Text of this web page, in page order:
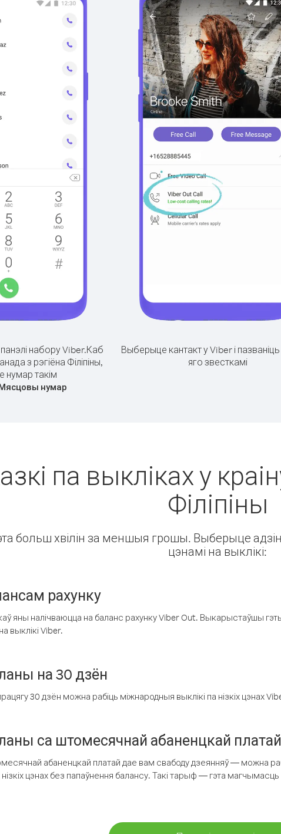
набору Viber.Каб
з рэгіёна Філіпіны,
нумар такім
нумар
Выберыце кантакт у Viber і пазваніць
яго звесткамі
па выкліках у
Філіпіны
больш хвілін за меншыя грошы. Выберыце адзін
цэнамі на выклікі:
рахунку
яны налічваюцца на баланс рахунку Viber Out. Выкарыстаўшы
выклікі Viber.
на 30 дзён
30 дзён можна рабіць міжнародныя выклікі па нізкіх цэнах
са штомесячнай абаненцкай платай
абаненцкай платай дае вам свабоду дзеянняў — можна
цэнах без папаўнення балансу. Такі тарыф — гэта